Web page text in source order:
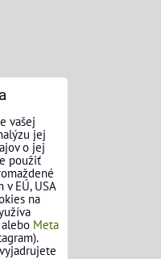
vašej
jej
o jej
použiť
EÚ, USA
na
alebo Meta